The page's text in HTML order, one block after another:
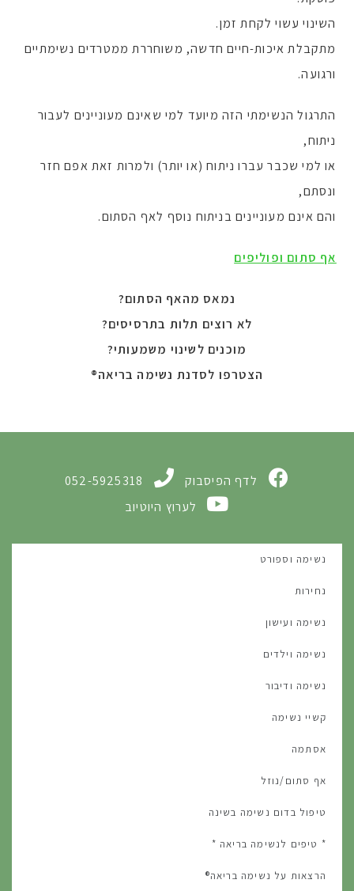
השינוי עשוי לקחת זמן.
מתקבלת איכות-חיים חדשה, משוחררת ממטרדים נשימתיים
ורגועה.
התרגול הנשימתי הזה מיועד למי שאינם מעוניינים לעבור
ניתוח,
או למי שכבר עברו ניתוח (או יותר) ולמרות זאת אפם חזר
ונסתם,
והם אינם מעוניינים בניתוח נוסף לאף הסתום.
אף סתום ופוליפים
נמאס מהאף הסתום?
לא רוצים תלות בתרסיסים?
מוכנים לשינוי משמעותי?
הצטרפו לסדנת נשימה בריאה®
לדף הפיסבוק
052-5925318
לערוץ היוטיוב
נשימה וספורט
נחירות
נשימה ועישון
נשימה וילדים
נשימה ודיבור
קשיי נשימה
אסתמה
אף סתום/נוזל
טיפול בדום נשימה בשינה
* טיפים לנשימה בריאה *
הרצאות על נשימה בריאה®